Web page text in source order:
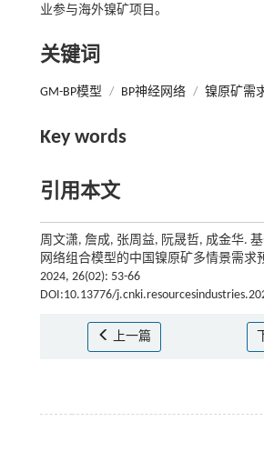
业参与海外镍矿项目。
关键词
GM-BP模型 / BP神经网络 / 镍原矿需
Key words
引用本文
周文潇, 詹成, 张周益, 阮晟哲, 成金华.
网络组合模型的中国镍原矿多情景需求
2024, 26(02): 53-66
DOI:10.13776/
上一篇